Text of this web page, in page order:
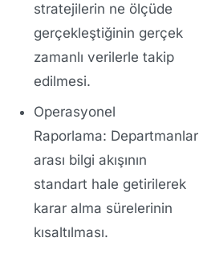
stratejilerin ne ölçüde
gerçekleştiğinin gerçek
zamanlı verilerle takip
edilmesi.
Operasyonel
Raporlama: Departmanlar
arası bilgi akışının
standart hale getirilerek
karar alma sürelerinin
kısaltılması.